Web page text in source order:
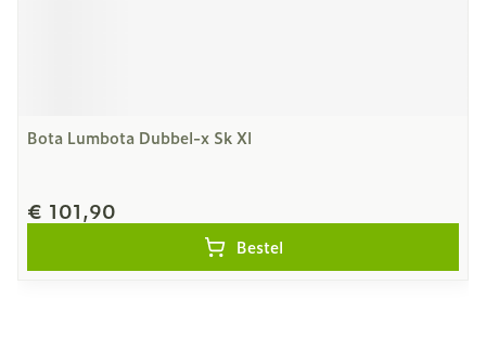
Bota Lumbota Dubbel-x Sk Xl
€ 101,90
Bestel